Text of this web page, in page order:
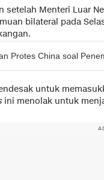
setelah Menteri Luar
bilateral pada
Protes China soal
untuk
ini menolak untuk